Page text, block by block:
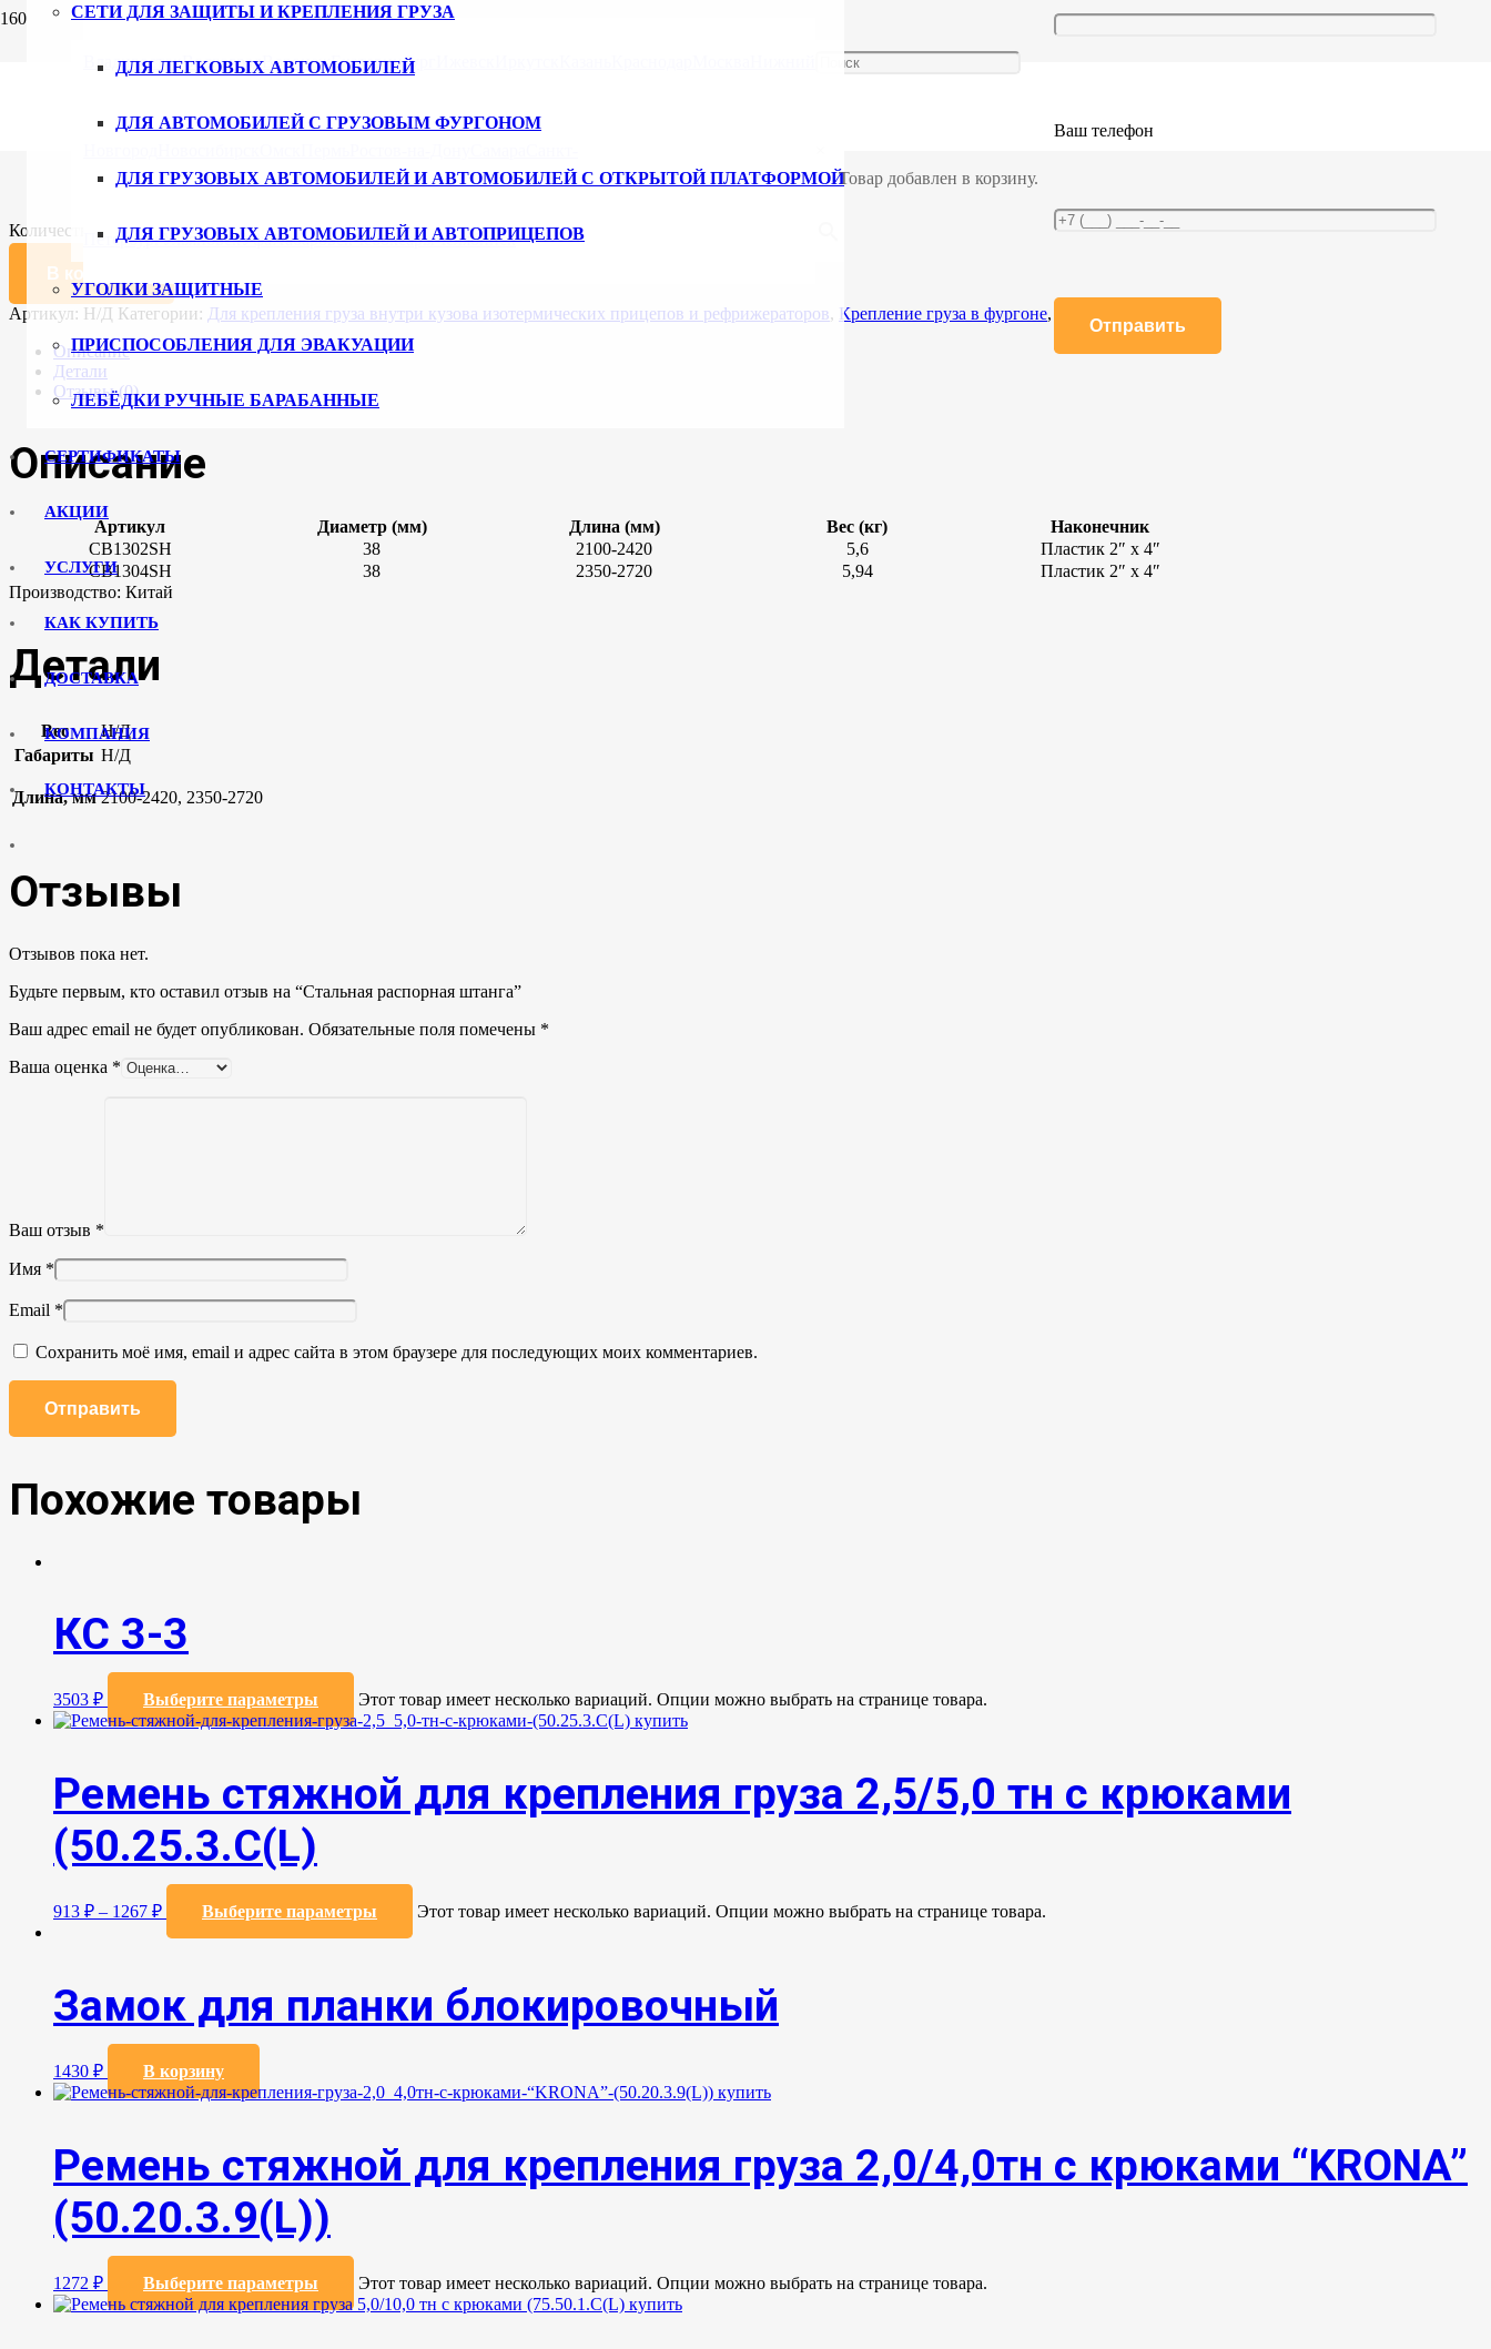
ВладивостокВолгоградВоронежЕкатеринбург
ПетербургУльяновскУфаХабаровскЧебоксарыЧелябинск
Ваш телефон
СЕТИ ДЛЯ ЗАЩИТЫ И КРЕПЛЕНИЯ ГРУЗА
ДЛЯ ЛЕГКОВЫХ АВТОМОБИЛЕЙ
ДЛЯ АВТОМОБИЛЕЙ С ГРУЗОВЫМ ФУРГОНОМ
ДЛЯ ГРУЗОВЫХ АВТОМОБИЛЕЙ И АВТОМОБИЛЕЙ С ОТКРЫТОЙ ПЛАТФОРМОЙ
ДЛЯ ГРУЗОВЫХ АВТОМОБИЛЕЙ И АВТОПРИЦЕПОВ
УГОЛКИ ЗАЩИТНЫЕ
ПРИСПОСОБЛЕНИЯ ДЛЯ ЭВАКУАЦИИ
ЛЕБЁДКИ РУЧНЫЕ БАРАБАННЫЕ
СЕРТИФИКАТЫ
АКЦИИ
УСЛУГИ
КАК КУПИТЬ
ДОСТАВКА
КОМПАНИЯ
КОНТАКТЫ
Товар добавлен в корзину.
Количество товара Стальная распорная штанга
В корзину
Артикул: Н/Д Категории: Для крепления груза внутри кузова изотермических прицепов и рефрижераторов, Крепление груза в фургоне,
Описание
Детали
Отзывы (0)
Описание
Артикул Диаметр (мм) Длина (мм) Вес (кг)
Наконечник
CB1302SH
38 2100-2420 5,6
Пластик 2″ x 4″
CB1304SH
38 2350-2720 5,94
Пластик 2″ x 4″
Производство: Китай
Детали
Вес
Н/Д
Габариты Н/Д
Длина, мм 2100-2420, 2350-2720
Отзывы
Отзывов пока нет.
Будьте первым, кто оставил отзыв на “Стальная распорная штанга”
Ваш адрес email не будет опубликован. Обязательные поля помечены *
Ваша оценка *
Ваш отзыв *
Имя *
Email *
Сохранить моё имя, email и адрес сайта в этом браузере для последующих моих комментариев.
Похожие товары
КС 3-3
3503 ₽ Выберите параметры Этот товар имеет несколько вариаций. Опции можно выбрать на странице товара.
Ремень стяжной для крепления груза 2,5/5,0 тн с крюками
(50.25.3.C(L)
913 ₽ – 1267 ₽ Выберите параметры Этот товар имеет несколько вариаций. Опции можно выбрать на странице товара.
Замок для планки блокировочный
1430 ₽ В корзину
Ремень стяжной для крепления груза 2,0/4,0тн с крюками “KRONA”
(50.20.3.9(L))
1272 ₽ Выберите параметры Этот товар имеет несколько вариаций. Опции можно выбрать на странице товара.